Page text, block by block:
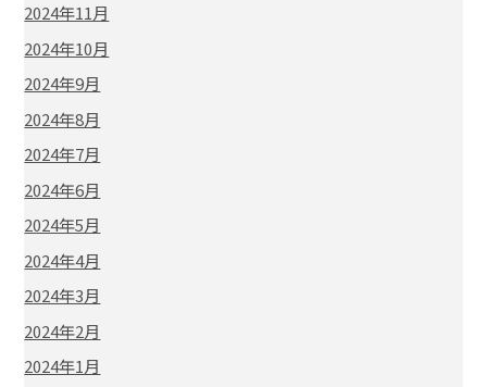
2024年11月
2024年10月
2024年9月
2024年8月
2024年7月
2024年6月
2024年5月
2024年4月
2024年3月
2024年2月
2024年1月